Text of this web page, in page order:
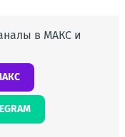
в МАКС и